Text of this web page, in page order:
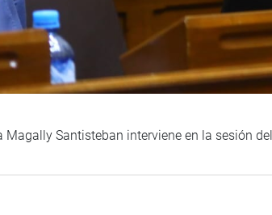
Magally Santisteban interviene en la sesión